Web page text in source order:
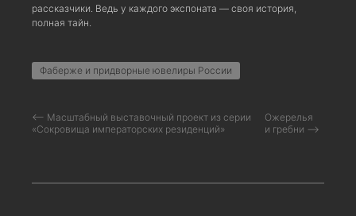
рассказчики. Ведь у каждого экспоната — своя история,
полная тайн.
Фаберже и придворные ювелиры России
⟵ Масштабный выставочный проект из серии
«Сокровища императорских резиденций»
Ожерелья
и гребни ⟶